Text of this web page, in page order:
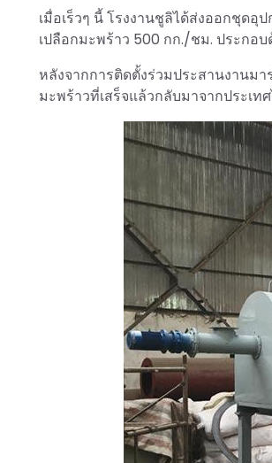
เมื่อเร็วๆ นี้ โรงงานชูลิได้ส่งออกชุด
เปลือกมะพร้าว 500 กก./ชม. ประกอ
หลังจากการติดตั้งร่วมประสานงานม
มะพร้าวที่เสร็จแล้วกลับมาจากประเท